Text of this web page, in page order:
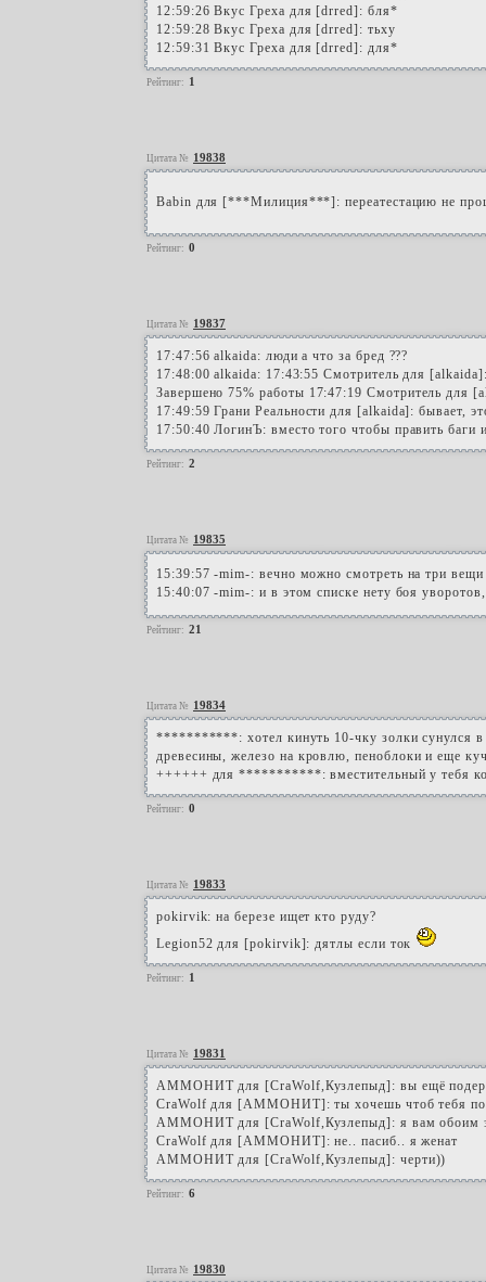
12:59:26 Вкус Греха для [drred]: бля*
12:59:28 Вкус Греха для [drred]: тьху
12:59:31 Вкус Греха для [drred]: для*
Рейтинг: 1
Цитата № 19838
Babin для [***Милиция***]: переатестацию не
Рейтинг: 0
Цитата № 19837
17:47:56 alkaida: люди а что за бред ???
17:48:00 alkaida: 17:43:55 Смотритель для
Завершено 75% работы 17:47:19 Смотритель для
17:49:59 Грани Реальности для [alkaida]: бывает,
17:50:40 ЛогинЪ: вместо того чтобы править
Рейтинг: 2
Цитата № 19835
15:39:57 -mim-: вечно можно смотреть на три вещи
15:40:07 -mim-: и в этом списке нету боя
Рейтинг: 21
Цитата № 19834
***********: хотел кинуть 10-чку золки сунулся в
древесины, железо на кровлю, пеноблоки и еще
++++++ для ***********: вместительный у тебя
Рейтинг: 0
Цитата № 19833
pokirvik: на березе ищет кто руду?
Legion52 для [pokirvik]: дятлы если ток
Рейтинг: 1
Цитата № 19831
АММОНИТ для [CraWolf,Кузлепыд]: вы ещё
CraWolf для [АММОНИТ]: ты хочешь чтоб тебя
АММОНИТ для [CraWolf,Кузлепыд]: я вам обоим
CraWolf для [АММОНИТ]: не.. пасиб.. я женат
АММОНИТ для [CraWolf,Кузлепыд]: черти))
Рейтинг: 6
Цитата № 19830